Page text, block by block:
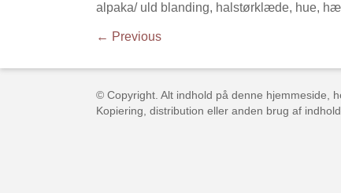
alpaka/ uld blanding, halstørklæde, hue,
← Previous
© Copyright. Alt indhold på denne hjemmeside,
Kopiering, distribution eller anden brug af